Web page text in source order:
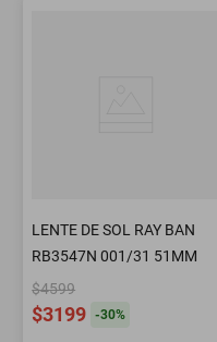
LENTE DE SOL RAY BAN
RB3547N 001/31 51MM
$4599
$3199 -30%